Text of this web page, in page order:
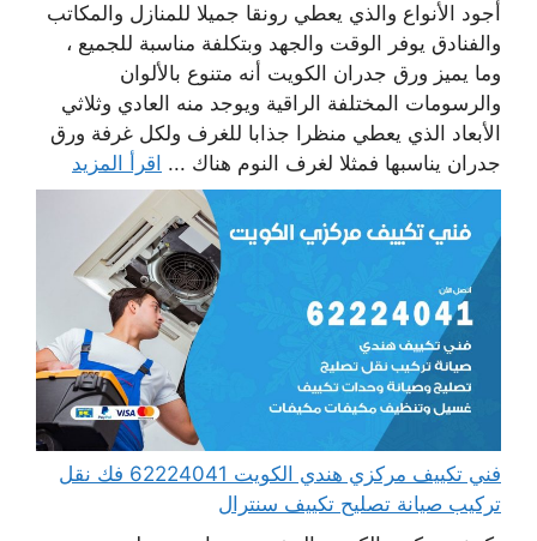
أجود الأنواع والذي يعطي رونقا جميلا للمنازل والمكاتب
والفنادق يوفر الوقت والجهد وبتكلفة مناسبة للجميع ،
وما يميز ورق جدران الكويت أنه متنوع بالألوان
والرسومات المختلفة الراقية ويوجد منه العادي وثلاثي
الأبعاد الذي يعطي منظرا جذابا للغرف ولكل غرفة ورق
جدران يناسبها فمثلا لغرف النوم هناك ... اقرأ المزيد
فني تكييف مركزي هندي الكويت 62224041 فك نقل
تركيب صيانة تصليح تكييف سنترال